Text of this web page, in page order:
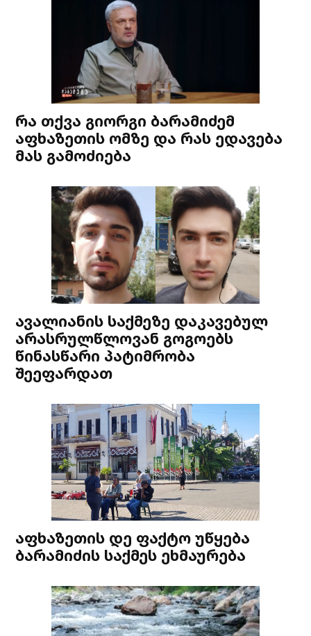
რა თქვა გიორგი ბარამიძემ
აფხაზეთის ომზე და რას ედავება
მას გამოძიება
ავალიანის საქმეზე დაკავებულ
არასრულწლოვან გოგოებს
წინასწარი პატიმრობა
შეეფარდათ
აფხაზეთის დე ფაქტო უწყება
ბარამიძის საქმეს ეხმაურება